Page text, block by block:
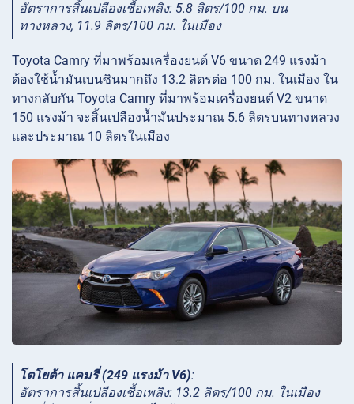
อัตราการสิ้นเปลืองเชื้อเพลิง: 5.8 ลิตร/100 กม. บน
ทางหลวง, 11.9 ลิตร/100 กม. ในเมือง
Toyota Camry ที่มาพร้อมเครื่องยนต์ V6 ขนาด 249 แรงม้า
ต้องใช้น้ำมันเบนซินมากถึง 13.2 ลิตรต่อ 100 กม. ในเมือง ใน
ทางกลับกัน Toyota Camry ที่มาพร้อมเครื่องยนต์ V2 ขนาด
150 แรงม้า จะสิ้นเปลืองน้ำมันประมาณ 5.6 ลิตรบนทางหลวง
และประมาณ 10 ลิตรในเมือง
โตโยต้า แคมรี่ (249 แรงม้า V6):
อัตราการสิ้นเปลืองเชื้อเพลิง: 13.2 ลิตร/100 กม. ในเมือง